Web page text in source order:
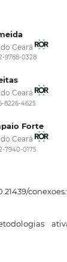
Ceará
9788-0328
Ceará
8226-4625
Forte
Ceará
7940-0175